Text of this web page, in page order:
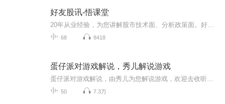
好友股讯-悟课堂
68 8418
蛋仔派对游戏解说，秀儿解说游戏
50 7.3万